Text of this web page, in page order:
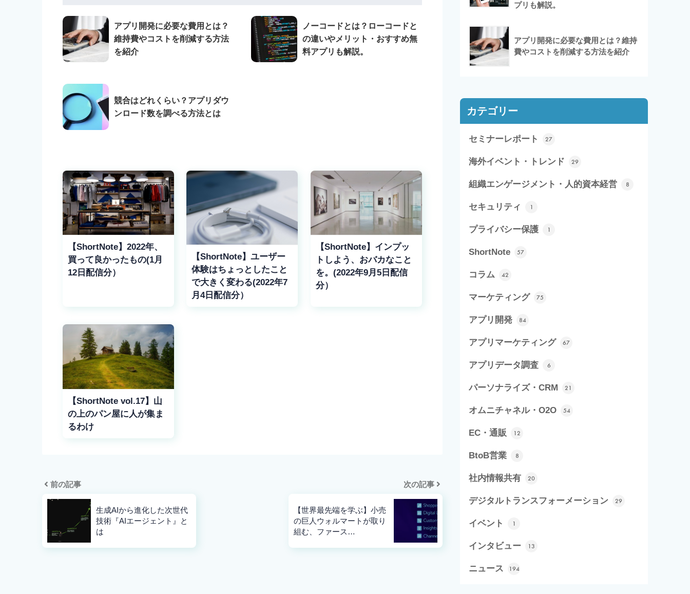
アプリ開発に必要な費用とは？
維持費やコストを削減する方法
を紹介
ノーコードとは？ローコードと
の違いやメリット・おすすめ無
料アプリも解説。
競合はどれくらい？アプリダウ
ンロード数を調べる方法とは
【ShortNote】2022年、
買って良かったもの(1月
12日配信分）
【ShortNote】ユーザー
体験はちょっとしたこと
で大きく変わる(2022年7
月4日配信分）
【ShortNote】インプッ
トしよう、おバカなこと
を。(2022年9月5日配信
分）
【ShortNote vol.17】山
の上のパン屋に人が集ま
るわけ
前の記事
生成AIから進化した次世代
技術『AIエージェント』と
は
次の記事
【世界最先端を学ぶ】小売
の巨人ウォルマートが取り
組む、ファース…
プリも解説。
アプリ開発に必要な費用とは？維持
費やコストを削減する方法を紹介
カテゴリー
セミナーレポート 27
海外イベント・トレンド 29
組織エンゲージメント・人的資本経営 8
セキュリティ 1
プライバシー保護 1
ShortNote 57
コラム 42
マーケティング 75
アプリ開発 84
アプリマーケティング 67
アプリデータ調査 6
パーソナライズ・CRM 21
オムニチャネル・O2O 54
EC・通販 12
BtoB営業 8
社内情報共有 20
デジタルトランスフォーメーション 29
イベント 1
インタビュー 13
ニュース 194